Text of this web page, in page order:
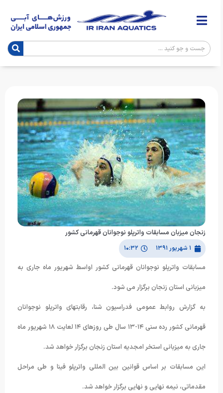
زنجان میزبان مسابقات واترپلو نوجوانان قهرمانی کشور
۱۰:۳۲
مسابقات واترپلو نوجوانان قهرمانی کشور اواسط شهریور ماه جاری به
میزبانی استان زنجان برگزار می شود.
به گزارش روابط عمومی فدراسیون شنا، رقابتهای واترپلو نوجوانان
قهرمانی کشور رده سنی ١۴-١٣ سال طی روزهای ١۴ لعایت ١٨ شهریور ماه
جاری به میزبانی استخر امجدیه استان زنجان برگزار خواهد شد.
این مسابقات بر اساس قوانین بین المللی واترپلو فینا و طی مراحل
مقدماتی، نیمه نهایی و نهایی برگزار خواهد شد.